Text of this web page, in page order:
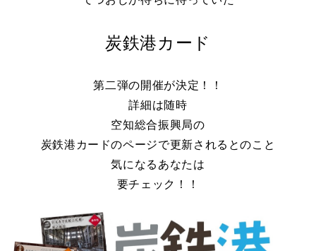
炭鉄港カード
第二弾の開催が決定！！
詳細は随時
空知総合振興局の
炭鉄港カードのページで更新されるとのこと
気になるあなたは
要チェック！！